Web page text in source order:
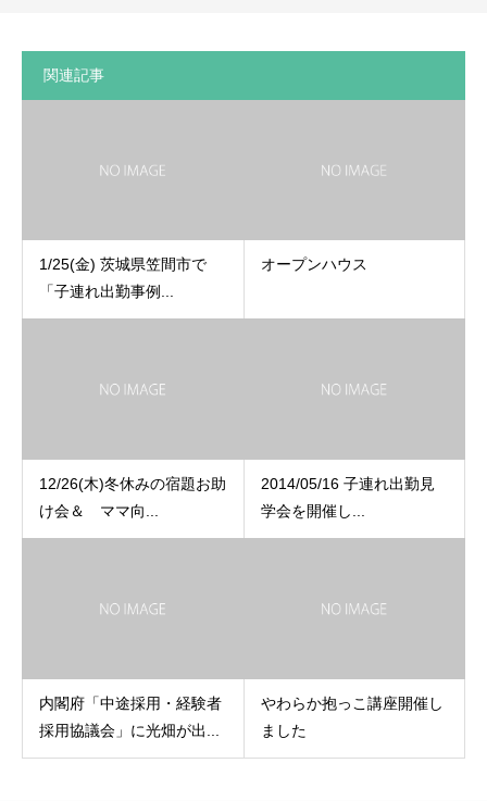
関連記事
1/25(金) 茨城県笠間市で
「子連れ出勤事例...
オープンハウス
12/26(木)冬休みの宿題お助
け会＆ ママ向...
2014/05/16 子連れ出勤見
学会を開催し...
内閣府「中途採用・経験者
採用協議会」に光畑が出...
やわらか抱っこ講座開催し
ました